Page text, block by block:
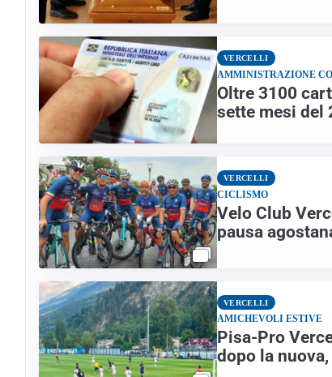
VERCELLI
AMMINISTRAZIONE
Oltre 3100
sette mesi del
VERCELLI
CICLISMO
Velo Club
pausa
VERCELLI
AMICHEVOLI ESTIVE
Pisa-Pro
dopo la